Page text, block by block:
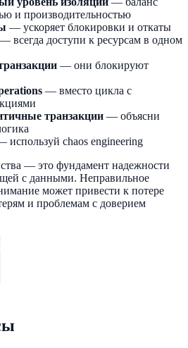
и производительностью
— ускоряет блокировки и откаты
— всегда доступи к ресурсам в одном
— они блокируют
— вместо цикла с
транзакции — объясни
используй chaos engineering
— это фундамент надежности
с данными. Неправильное
может привести к потере
и проблемам с доверием